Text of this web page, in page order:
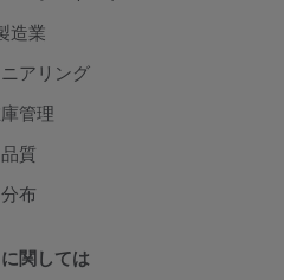
造業
アリング
管理
品質
分布
関しては